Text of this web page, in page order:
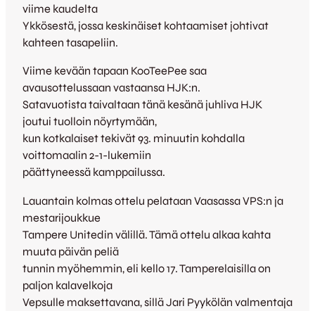
viime kaudelta
Ykkösestä, jossa keskinäiset kohtaamiset johtivat
kahteen tasapeliin.
Viime kevään tapaan KooTeePee saa
avausottelussaan vastaansa HJK:n.
Satavuotista taivaltaan tänä kesänä juhliva HJK
joutui tuolloin nöyrtymään,
kun kotkalaiset tekivät 93. minuutin kohdalla
voittomaalin 2-1-lukemiin
päättyneessä kamppailussa.
Lauantain kolmas ottelu pelataan Vaasassa VPS:n ja
mestarijoukkue
Tampere Unitedin välillä. Tämä ottelu alkaa kahta
muuta päivän peliä
tunnin myöhemmin, eli kello 17. Tamperelaisilla on
paljon kalavelkoja
Vepsulle maksettavana, sillä Jari Pyykölän valmentaja